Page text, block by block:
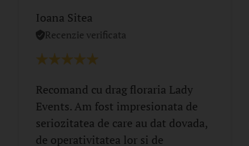
Ioana Sitea
Recenzie verificata
Recomand cu drag floraria Lady
Events. Am fost impresionata de
seriozitatea de care au dat dovada,
de operativitatea lor si de